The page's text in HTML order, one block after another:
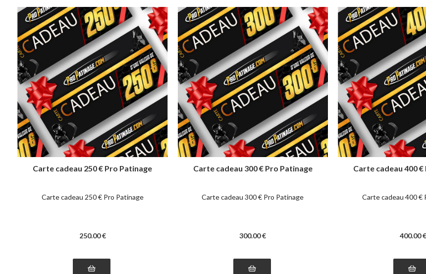
Carte cadeau 250 € Pro Patinage
Carte cadeau 250 € Pro Patinage
250.00€
Carte cadeau 300 € Pro Patinage
Carte cadeau 300 € Pro Patinage
300.00€
Carte cadeau 400
Carte cadeau 400 €
400.00€